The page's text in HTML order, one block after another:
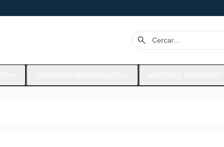
search